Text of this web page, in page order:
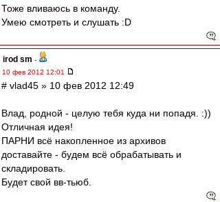
Тоже вливаюсь в команду.
Умею смотреть и слушать :D
irod sm -
10 фев 2012 12:01
# vlad45 » 10 фев 2012 12:49
Влад, родной - целую тебя куда ни попадя. :))
Отличная идея!
ПАРНИ всё накопленное из архивов
доставайте - будем всё обрабатывать и
складировать.
Будет свой вв-тьюб.